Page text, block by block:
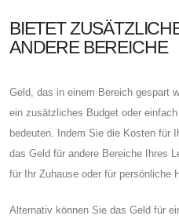
BIETET
ANDERE BEREICHE
Geld, das in einem Bereich gespart
ein zusätzliches Budget oder
bedeuten. Indem Sie die Kosten für
das Geld für andere Bereiche Ihres
für Ihr Zuhause oder für persönliche
Alternativ können Sie das Geld für